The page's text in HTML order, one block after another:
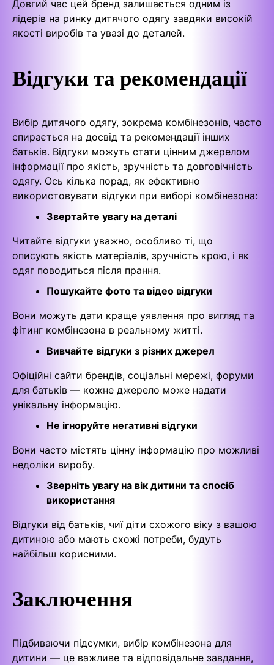
Довгий час цей бренд залишається одним із
лідерів на ринку дитячого одягу завдяки високій
якості виробів та увазі до деталей.
Відгуки та рекомендації
Вибір дитячого одягу, зокрема комбінезонів, часто
спирається на досвід та рекомендації інших
батьків. Відгуки можуть стати цінним джерелом
інформації про якість, зручність та довговічність
одягу. Ось кілька порад, як ефективно
використовувати відгуки при виборі комбінезона:
Звертайте увагу на деталі
Читайте відгуки уважно, особливо ті, що
описують якість матеріалів, зручність крою, і як
одяг поводиться після прання.
Пошукайте фото та відео відгуки
Вони можуть дати краще уявлення про вигляд та
фітинг комбінезона в реальному житті.
Вивчайте відгуки з різних джерел
Офіційні сайти брендів, соціальні мережі, форуми
для батьків — кожне джерело може надати
унікальну інформацію.
Не ігноруйте негативні відгуки
Вони часто містять цінну інформацію про можливі
недоліки виробу.
Зверніть увагу на вік дитини та спосіб
використання
Відгуки від батьків, чиї діти схожого віку з вашою
дитиною або мають схожі потреби, будуть
найбільш корисними.
Заключення
Підбиваючи підсумки, вибір комбінезона для
дитини — це важливе та відповідальне завдання,